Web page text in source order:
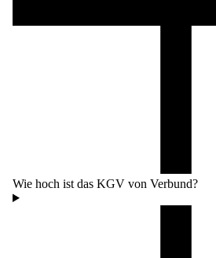
Wie hoch ist das KGV von Verbund?